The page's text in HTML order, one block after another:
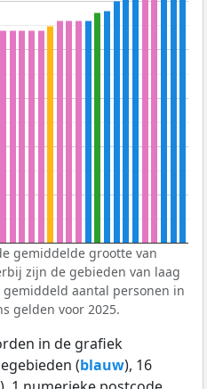
gemiddelde grootte van
zijn de gebieden van laag
aantal personen in
gelden voor 2025.
in de grafiek
(blauw), 16